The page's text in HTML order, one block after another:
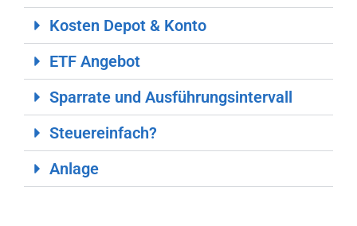
Kosten Depot & Konto
ETF Angebot
Sparrate und Ausführungsintervall
Steuereinfach?
Anlage